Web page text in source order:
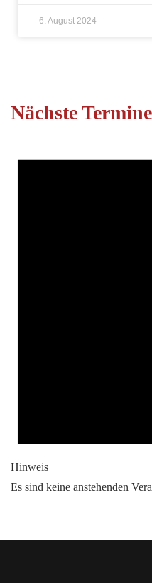
6. August 2024
Nächste Termine
Hinweis
Es sind keine anstehenden